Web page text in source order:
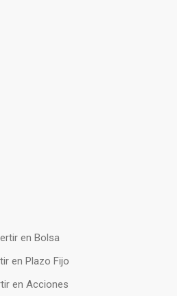
en Bolsa
en Plazo Fijo
en Acciones